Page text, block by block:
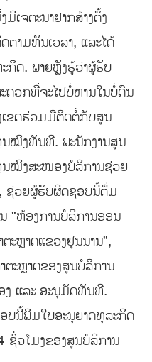
ເຈຕະນາຢາກສ້າງຕັ້ງ
າມທັນເວລາ, ແລະໄດ້
ກິດ. ພາຍຫຼັງຮູ້ວ່າຜູ້ຮັບ
ວກທີ່ຈະໄປບໍ່ຫານໃນບໍ່ດົນ
ເຂດຮ່ວມມືຕິດຕໍ່ກັບສູນ
ນໝິງທັນທີ. ພະນັກງານສູນ
ນໝິງສະໜອງບໍລິການຊ່ວຍ
ຊ່ວຍຜູ້ຮັບຜິດຊອບນີ້ຕື່ມ
"ຫ້ອງການບໍລິການອອນ
ະຫຼາດແຂວງຢຸນນານ",
ະຫຼາດຂອງສູນບໍລິການ
ງ ແລະ ອະນຸມັດທັນທີ.
ບນີ້ພິມໃບອະນຸຍາດທຸລະກິດ
ຊົ່ວໂມງຂອງສູນບໍລິການ